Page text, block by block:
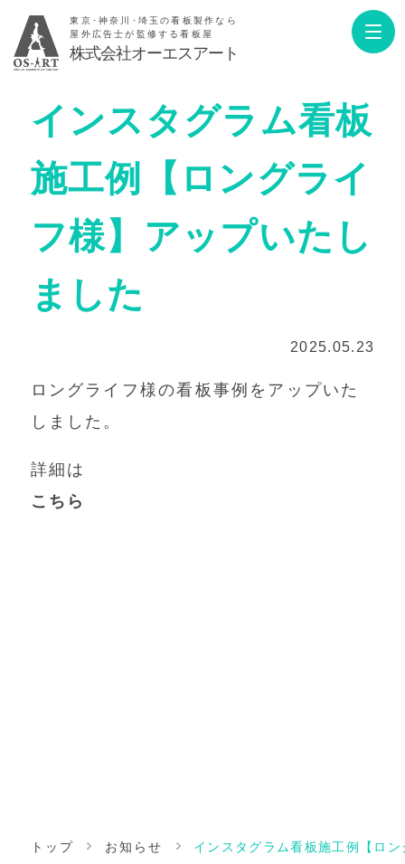
東京･神奈川･埼玉の看板製作なら
屋外広告士が監修する看板屋
株式会社オーエスアート
インスタグラム看板
施工例【ロングライ
フ様】アップいたし
ました
2025.05.23
ロングライフ様の看板事例をアップいた
しました。
詳細は
こちら
トップ お知らせ インスタグラム看板施工例【ロ